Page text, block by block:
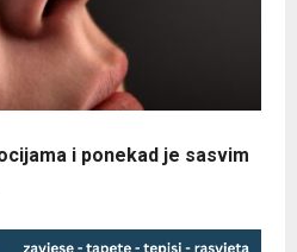
i ponekad je sasvim